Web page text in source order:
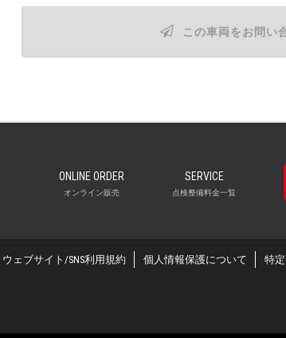
この車両をお問い
ONLINE ORDER
オンライン販売
SERVICE
点検整備料金一覧
ウェブサイト/SNS利用規約 個人情報保護について 特